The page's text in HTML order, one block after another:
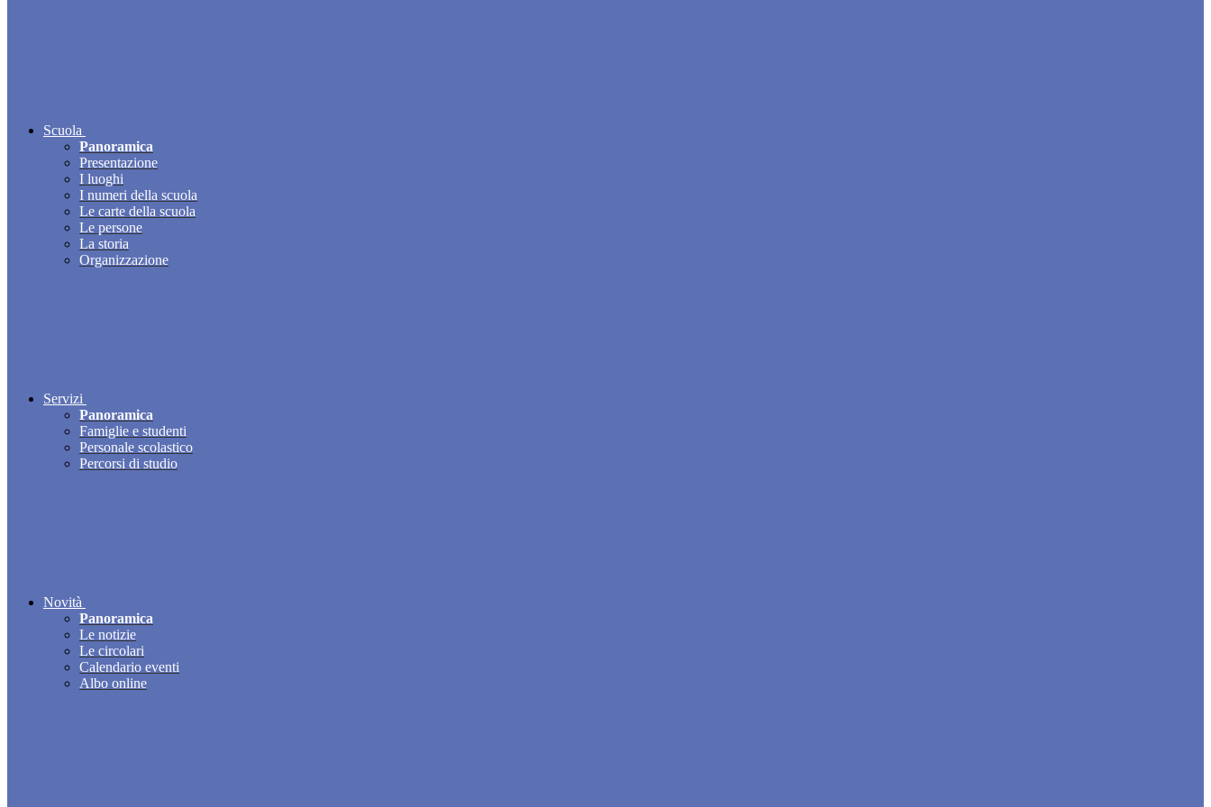
Scuola
Panoramica
Presentazione
I luoghi
I numeri della scuola
Le carte della scuola
Le persone
La storia
Organizzazione
Servizi
Panoramica
Famiglie e studenti
Personale scolastico
Percorsi di studio
Novità
Panoramica
Le notizie
Le circolari
Calendario eventi
Albo online